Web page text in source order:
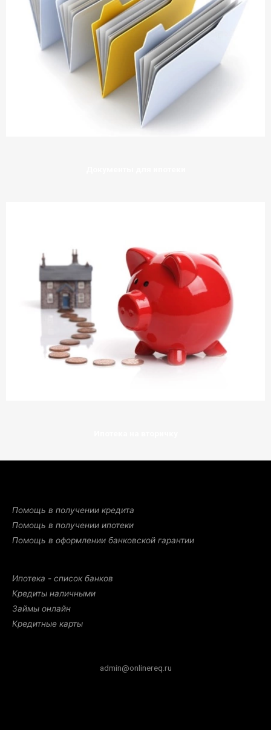
Помощь в получении кредита
Помощь в получении ипотеки
Помощь в оформлении банковской гарантии
Ипотека - список банков
Кредиты наличными
Займы онлайн
Кредитные карты
admin@onlinereq.ru